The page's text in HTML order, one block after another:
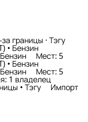
границы · Тэгу
• Бензин
Мест: 5
• Бензин
Мест: 5
1 владелец
• Тэгу Импорт